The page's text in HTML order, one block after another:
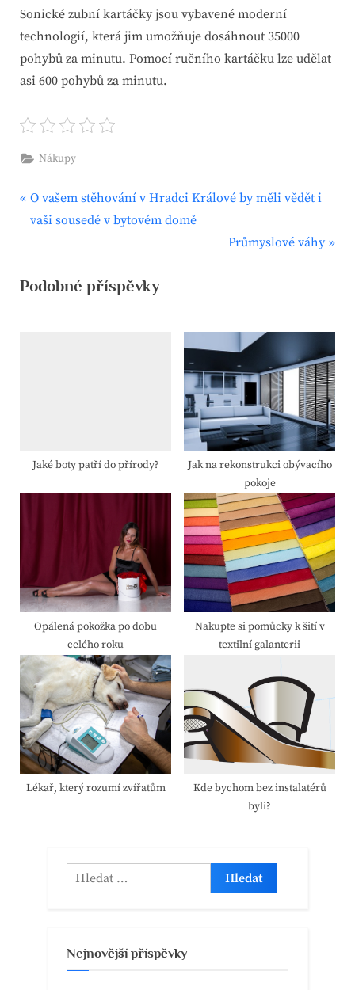
Sonické zubní kartáčky jsou vybavené moderní
technologií, která jim umožňuje dosáhnout 35000
pohybů za minutu. Pomocí ručního kartáčku lze udělat
asi 600 pohybů za minutu.
Nákupy
Navigace
P
r
i
o
:
O vašem stěhování v Hradci Králové by měli vědět i
vaši sousedé v bytovém domě
N
t
P
o
s
t
:
Průmyslové váhy
Podobné příspěvky
Jaké boty patří do přírody?
Jak na rekonstrukci obývacího
pokoje
Opálená pokožka po dobu
celého roku
Nakupte si pomůcky k šití v
textilní galanterii
Lékař, který rozumí zvířatům
Kde bychom bez instalatérů
byli?
Vyhledávání
Nejnovější příspěvky